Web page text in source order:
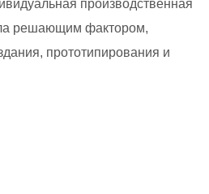
производственная
решающим фактором,
прототипирования и